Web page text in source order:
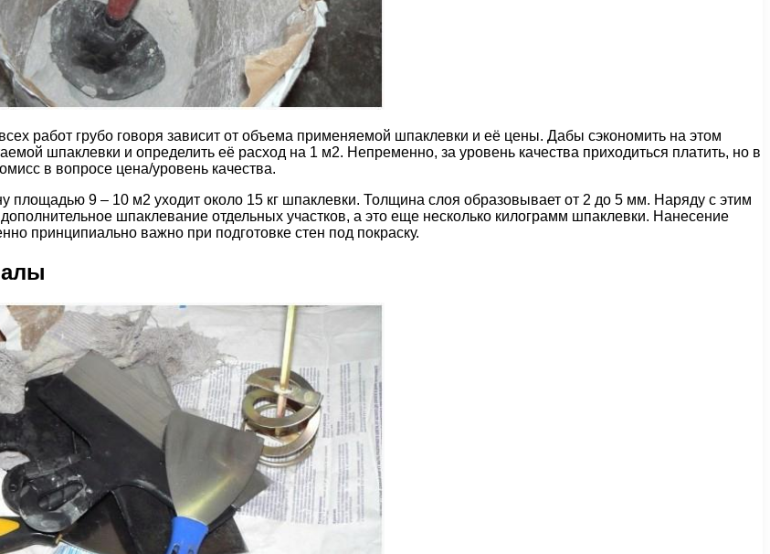
работ грубо говоря зависит от объема применяемой шпаклевки и её цены. Дабы сэкономить на этом
шпаклевки и определить её расход на 1 м2. Непременно, за уровень качества приходиться платить, но в
в вопросе цена/уровень качества.
площадью 9 – 10 м2 уходит около 15 кг шпаклевки. Толщина слоя образовывает от 2 до 5 мм. Наряду с этим
шпаклевание отдельных участков, а это еще несколько килограмм шпаклевки. Нанесение
принципиально важно при подготовке стен под покраску.